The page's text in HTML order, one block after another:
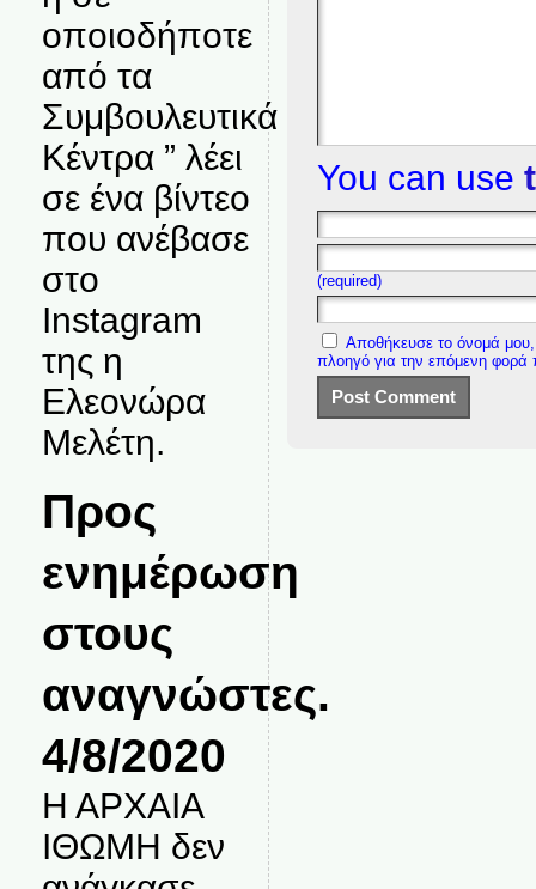
οποιοδήποτε
από τα
Συμβουλευτικά
Κέντρα ” λέει
σε ένα βίντεο
που ανέβασε
στο
Instagram
της η
Ελεονώρα
Μελέτη.
Προς
ενημέρωση
στους
αναγνώστες.
4/8/2020
Η ΑΡΧΑΙΑ
ΙΘΩΜΗ δεν
You can use
(required)
Αποθήκευσε το όνομά μου,
πλοηγό για την επόμενη